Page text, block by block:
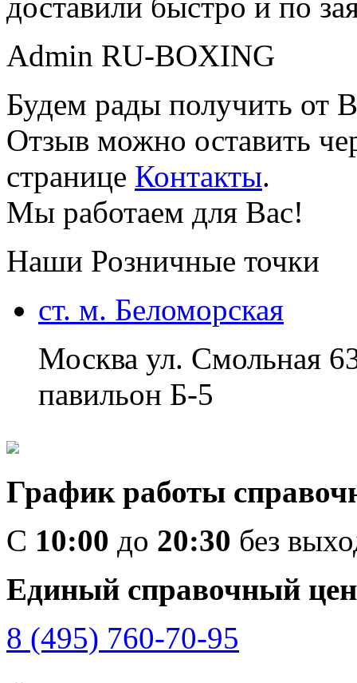
доставили быстро и по
Admin RU-BOXING
Будем рады получить от
Отзыв можно оставить
странице Контакты.
Мы работаем для Вас!
Наши Розничные точки
ст. м. Беломорская
Москва ул. Смольная
павильон Б-5
График работы
C 10:00 до 20:30 без
Единый справочный
8 (495) 760-70-95